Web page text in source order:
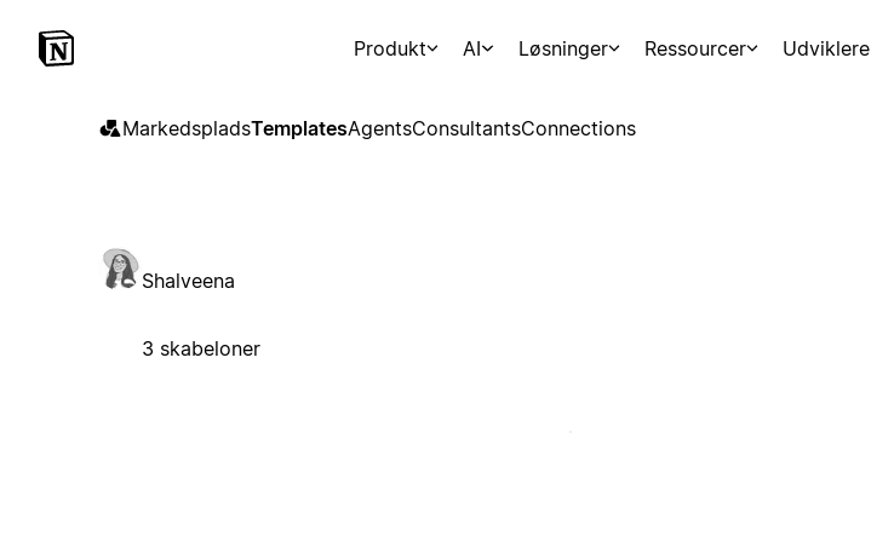
Produkt AI Løsninger Ressourcer Udviklere
MarkedspladsTemplatesAgentsConsultantsConnections
Shalveena
3 skabeloner